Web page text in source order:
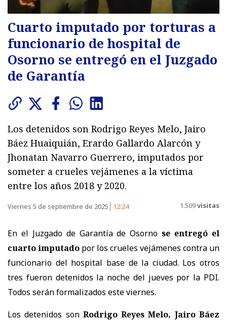
Cuarto imputado por torturas a
funcionario de hospital de
Osorno se entregó en el Juzgado
de Garantía
Los detenidos son Rodrigo Reyes Melo, Jairo
Báez Huaiquián, Erardo Gallardo Alarcón y
Jhonatan Navarro Guerrero, imputados por
someter a crueles vejámenes a la víctima
entre los años 2018 y 2020.
Viernes 5 de septiembre de 2025 12:24 1.509visitas
En el Juzgado de Garantía de Osornose entregó el
cuarto imputado por los crueles vejámenes contra un
funcionario del hospital base de la ciudad. Los otros
tres fueron detenidos la noche del jueves por la PDI.
Todos serán formalizados este viernes.
Los detenidos son Rodrigo Reyes Melo, Jairo Báez